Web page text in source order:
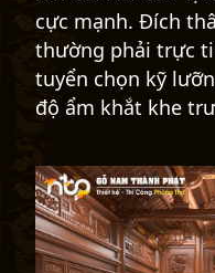
cực mạnh. Đích
thường phải trực
tuyển chọn kỹ
độ ẩm khắt khe